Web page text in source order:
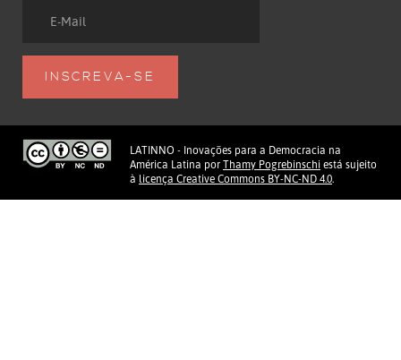
LATINNO - Inovações para a Democracia na
América Latina por Thamy Pogrebinschi está sujeito
à licença Creative Commons BY-NC-ND 4.0.